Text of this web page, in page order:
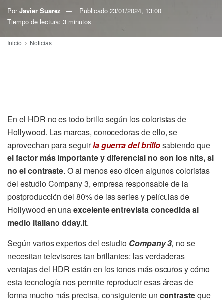
Por Javier Suarez Publicado 23/01/2024, 13:00
Tiempo de lectura: 3 minutos
Inicio Noticias
En el HDR no es todo brillo según los coloristas de
Hollywood. Las marcas, conocedoras de ello, se
aprovechan para seguirla guerra del brillosabiendo que
el factor más importante y diferencial no son los nits, si
no el contraste. O al menos eso dicen algunos coloristas
del estudio Company 3, empresa responsable de la
postproducción del 80% de las series y películas de
Hollywood en unaexcelente entrevista concedida al
medio italiano dday.it.
Según varios expertos del estudio Company 3, no se
necesitan televisores tan brillantes: las verdaderas
ventajas del HDR están en los tonos más oscuros y cómo
esta tecnología nos permite reproducir esas áreas de
forma mucho más precisa, consiguiente un contrasteque